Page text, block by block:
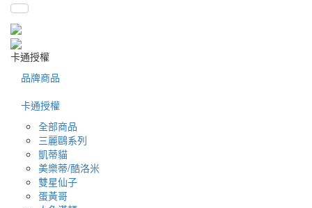
卡通授權
品牌商品
卡通授權
全部商品
三麗鷗系列
凱蒂貓
美樂蒂/酷洛米
雙星仙子
蛋黃哥